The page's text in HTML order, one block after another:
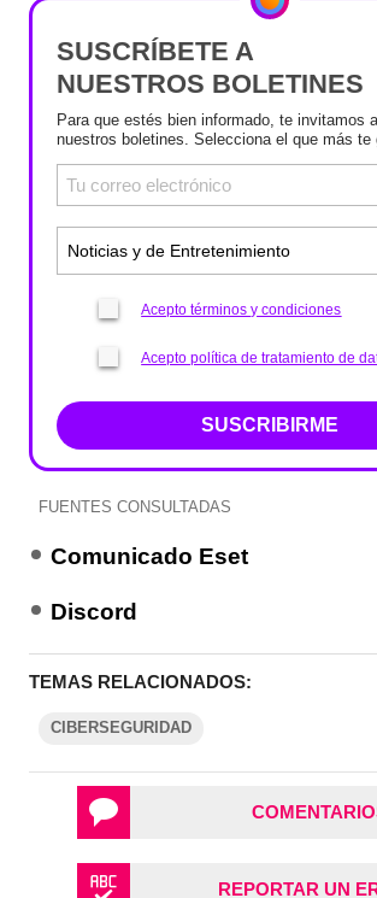
SUSCRÍBETE A
NUESTROS BOLETINES
Para que estés bien informado, te invitamos
nuestros boletines. Selecciona el que más te
Acepto términos y condiciones
Acepto política de tratamiento de
SUSCRIBIRME
FUENTES CONSULTADAS
Comunicado Eset
Discord
TEMAS RELACIONADOS:
CIBERSEGURIDAD
REPORTAR UN